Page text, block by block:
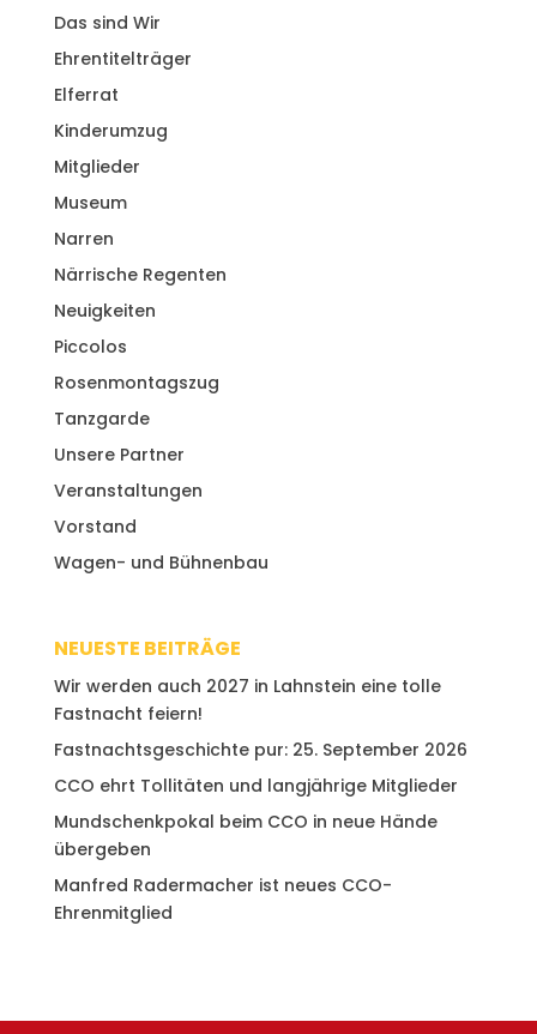
Das sind Wir
Ehrentitelträger
Elferrat
Kinderumzug
Mitglieder
Museum
Narren
Närrische Regenten
Neuigkeiten
Piccolos
Rosenmontagszug
Tanzgarde
Unsere Partner
Veranstaltungen
Vorstand
Wagen- und Bühnenbau
NEUESTE BEITRÄGE
Wir werden auch 2027 in Lahnstein eine tolle
Fastnacht feiern!
Fastnachtsgeschichte pur: 25. September 2026
CCO ehrt Tollitäten und langjährige Mitglieder
Mundschenkpokal beim CCO in neue Hände
übergeben
Manfred Radermacher ist neues CCO-
Ehrenmitglied